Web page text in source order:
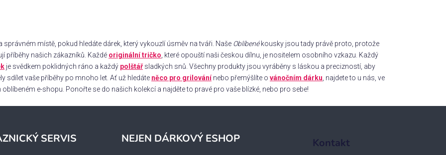
l
á
d
a
c
v
k
správném místě, pokud hledáte dárek, který vykouzlí úsměv na tváři. Naše Oblíbenékousky jsou tady právě proto, protože
příběhy našich zákazníků. Každé originální tričko , které opouští naši českou dílnu, je nositelem osobního vzkazu. Každý
je svědkem poklidných ráno a každý polštářsladkých snů. Všechny produkty jsou vyráběny s láskou a precizností, aby
sdílet vaše příběhy po mnoho let. Ať už hledáte něco pro grilovánínebo přemýšlíte o vánočním dárku , najdete to u nás, ve
oblíbeném e-shopu. Ponořte se do našich kolekcí a najděte to pravé pro vaše blízké, nebo pro sebe!
SERVIS NEJEN DÁRKOVÝ ESHOP Kontakt